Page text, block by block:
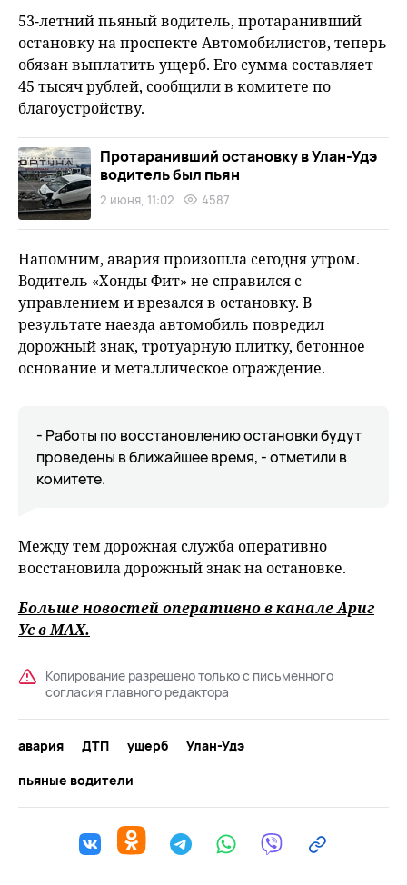
53-летний пьяный водитель, протаранивший
остановку на проспекте Автомобилистов, теперь
обязан выплатить ущерб. Его сумма составляет
45 тысяч рублей, сообщили в комитете по
благоустройству.
Протаранивший остановку в Улан-Удэ
водитель был пьян
2 июня, 11:02 4587
Напомним, авария произошла сегодня утром.
Водитель «Хонды Фит» не справился с
управлением и врезался в остановку. В
результате наезда автомобиль повредил
дорожный знак, тротуарную плитку, бетонное
основание и металлическое ограждение.
- Работы по восстановлению остановки будут
проведены в ближайшее время, - отметили в
комитете.
Между тем дорожная служба оперативно
восстановила дорожный знак на остановке.
Больше новостей оперативно в канале Ариг
Ус вMAХ.
Копирование разрешено только с письменного
согласия главного редактора
авария ДТП ущерб
Улан-Удэ
пьяные водители